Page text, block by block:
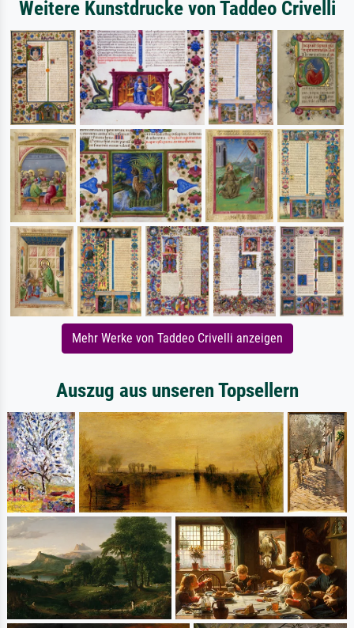
Weitere Kunstdrucke von Taddeo Crivelli
Mehr Werke von Taddeo Crivelli anzeigen
Auszug aus unseren Topsellern